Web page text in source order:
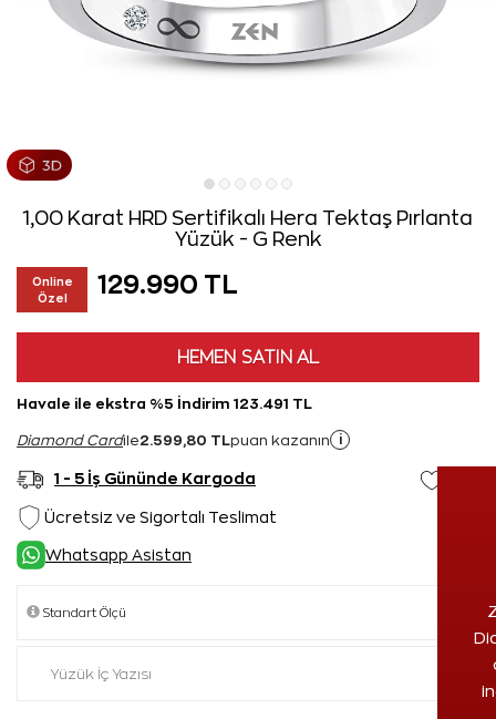
1,00 Karat HRD Sertifikalı Hera Tektaş Pırlanta
Yüzük - G Renk
Online
Özel
129.990 TL
HEMEN SATIN AL
Havale ile ekstra %5 İndirim 123.491 TL
Diamond Cardile2.599,80 TL puan kazanın i
1 - 5 İş Gününde Kargoda
Ücretsiz ve Sigortalı Teslimat
Whatsapp Asistan